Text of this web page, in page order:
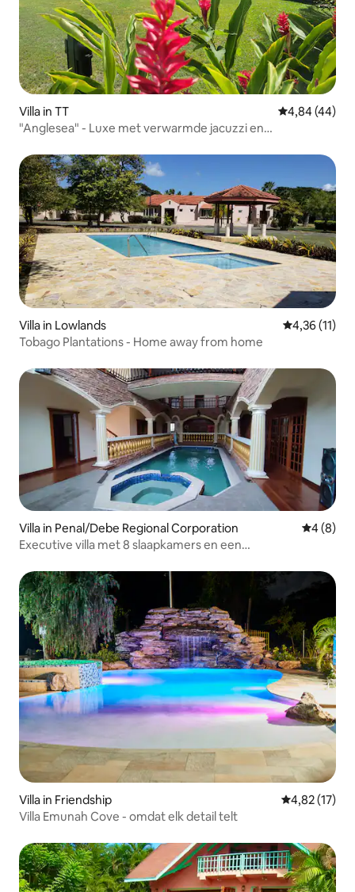
Villa in TT Gemiddelde
4,84 (44)
"Anglesea" - Luxe met verwarmde jacuzzi en
Villa in Lowlands Gemiddelde
4,36 (11)
Tobago Plantations - Home away from home
Villa in Penal/Debe Regional Corporation
4 (8)
Executive villa met 8 slaapkamers en een
Villa in Friendship Gemiddelde
4,82 (17)
Villa Emunah Cove - omdat elk detail telt